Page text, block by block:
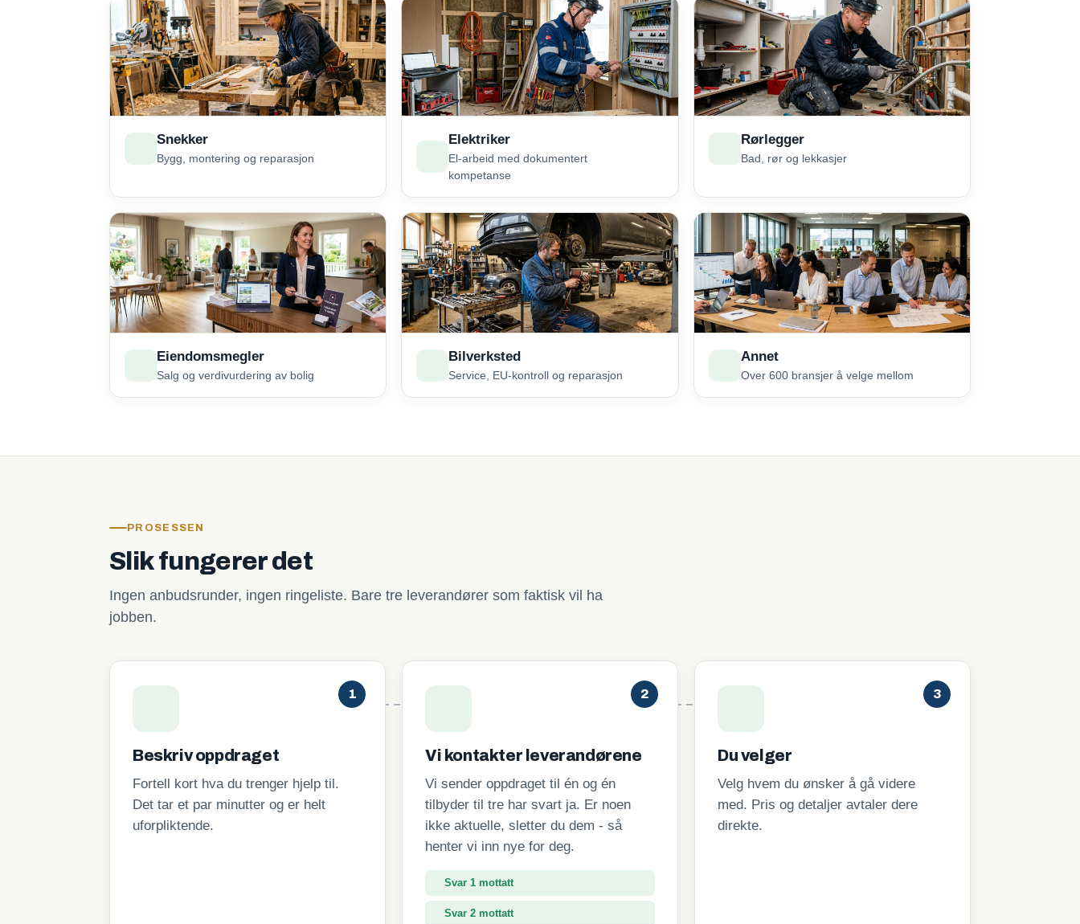
Snekker
Bygg, montering og reparasjon
Elektriker
El-arbeid med dokumentert
kompetanse
Rørlegger
Bad, rør og lekkasjer
Eiendomsmegler
Salg og verdivurdering av bolig
Bilverksted
Service, EU-kontroll og reparasjon
Annet
Over 600 bransjer å velge mellom
PROSESSEN
Slik fungerer det
Ingen anbudsrunder, ingen ringeliste. Bare tre leverandører som faktisk vil ha
jobben.
1
Beskriv oppdraget
Fortell kort hva du trenger hjelp til.
Det tar et par minutter og er helt
uforpliktende.
2
Vi kontakter leverandørene
Vi sender oppdraget til én og én
tilbyder til tre har svart ja. Er noen
ikke aktuelle, sletter du dem - så
henter vi inn nye for deg.
Svar 1 mottatt
Svar 2 mottatt
3
Du velger
Velg hvem du ønsker å gå videre
med. Pris og detaljer avtaler dere
direkte.